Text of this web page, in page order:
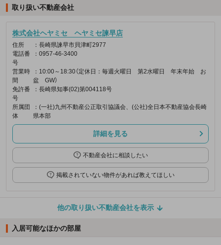
取り扱い不動産会社
株式会社ヘヤミセ ヘヤミセ諫早店
住所
：長崎県諫早市貝津町2977
電話番
号
：0957-46-3400
営業時
間
：10:00～18:30（定休日：毎週火曜日 第2水曜日 年末年始 お
盆 GW）
免許番
号
：長崎県知事(02)第004118号
所属団
体
：(一社)九州不動産公正取引協議会、(公社)全日本不動産協会長崎
県本部
詳細を見る
不動産会社に相談したい
掲載されていない物件があれば教えてほしい
他の取り扱い不動産会社を表示
入居可能なほかの部屋